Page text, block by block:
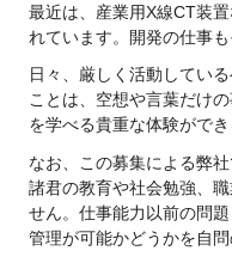
最近は、産業用X線CT装
れています。開発の仕事も
日々、厳しく活動してい
ことは、空想や言葉だけ
を学べる貴重な体験がで
なお、この募集による弊
諸君の教育や社会勉強、
せん。仕事能力以前の問
管理が可能かどうかを自